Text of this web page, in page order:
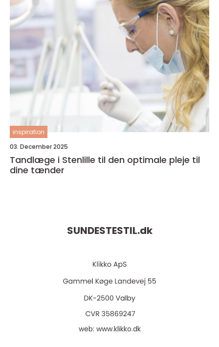
inspiration
03. December 2025
Tandlæge i Stenlille til den optimale pleje til
dine tænder
SUNDESTESTIL.dk
web: www.klikko.dk